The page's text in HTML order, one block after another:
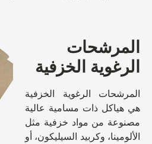
المرشحات
الرغوية الخزفية
المرشحات الرغوية الخزفية
هي هياكل ذات مسامية عالية
مصنوعة من مواد خزفية مثل
الألومينا، وكربيد السيليكون، أو